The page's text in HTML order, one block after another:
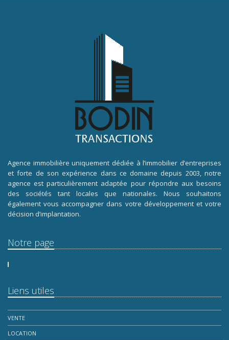
Agence immobilière uniquement dédiée à l’immobilier d’entreprises
et forte de son expérience dans ce domaine depuis 2003, notre
agence est particulièrement adaptée pour répondre aux besoins
des sociétés tant locales que nationales. Nous souhaitons
également vous accompagner dans votre développement et votre
décision d’implantation.
Notre page
Liens utiles
VENTE
LOCATION